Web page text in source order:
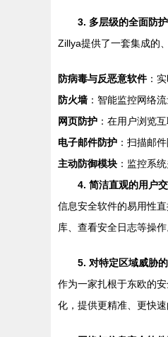
3. 多层级的全面防
Zillya提供了一套集成的
防病毒与反恶意软件：
防火墙：智能监控网络
网页防护 ：在用户浏览
电子邮件防护 ：扫描邮
主动防御模块 ：监控系
4. 简洁直观的用户
信息安全软件的易用性
库、查看安全日志等操
5. 对特定区域威胁
作为一家扎根于东欧的
化，提供更精准、更快